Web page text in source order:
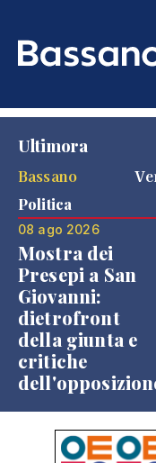
Ultimora
Bassano
Politica
08 ago 2026
Mostra dei
Presepi a San
Giovanni:
dietrofront
della giunta e
critiche